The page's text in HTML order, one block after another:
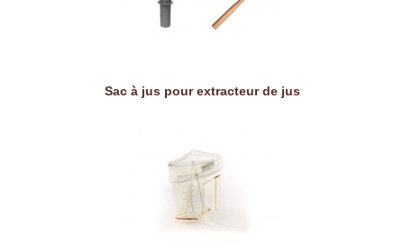
Sac à jus pour extracteur de jus